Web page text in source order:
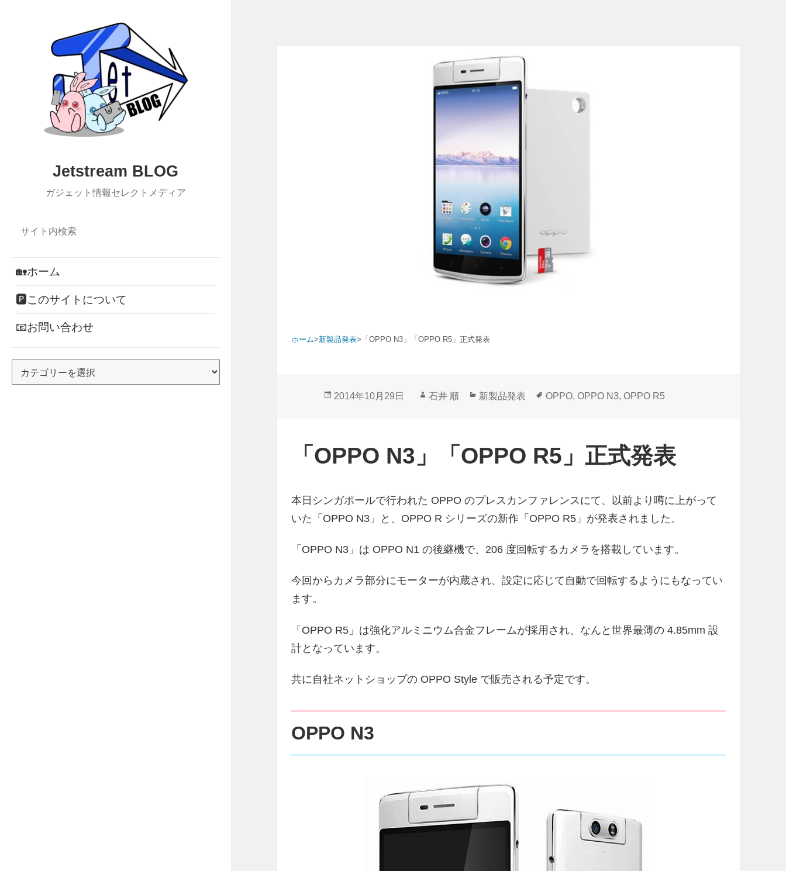
Jetstream BLOG
ガジェット情報セレクトメディア
🏡ホーム
🅿このサイトについて
📧お問い合わせ
ホーム>新製品発表> 「OPPO N3」「OPPO R5」正式発表
投
2014年10月29日
作
石井 順
カ
ー
新製品発表
タ
OPPO,OPPO N3,OPPO R5
「OPPO N3」「OPPO R5」正式発表
本日シンガポールで行われた OPPO のプレスカンファレンスにて、以前より噂に上がって
いた「OPPO N3」と、OPPO R シリーズの新作「OPPO R5」が発表されました。
「OPPO N3」は OPPO N1 の後継機で、206 度回転するカメラを搭載しています。
今回からカメラ部分にモーターが内蔵され、設定に応じて自動で回転するようにもなってい
ます。
「OPPO R5」は強化アルミニウム合金フレームが採用され、なんと世界最薄の 4.85mm 設
計となっています。
共に自社ネットショップの OPPO Style で販売される予定です。
OPPO N3